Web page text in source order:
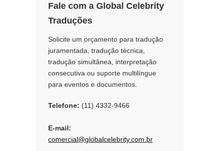
Fale com a Global Celebrity
Traduções
Solicite um orçamento para tradução
juramentada, tradução técnica,
tradução simultânea, interpretação
consecutiva ou suporte multilíngue
para eventos e documentos.
Telefone: (11) 4332-9466
E-mail:
comercial@globalcelebrity.com.br